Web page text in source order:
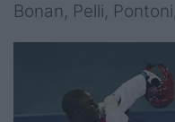
Bonan, Pelli,